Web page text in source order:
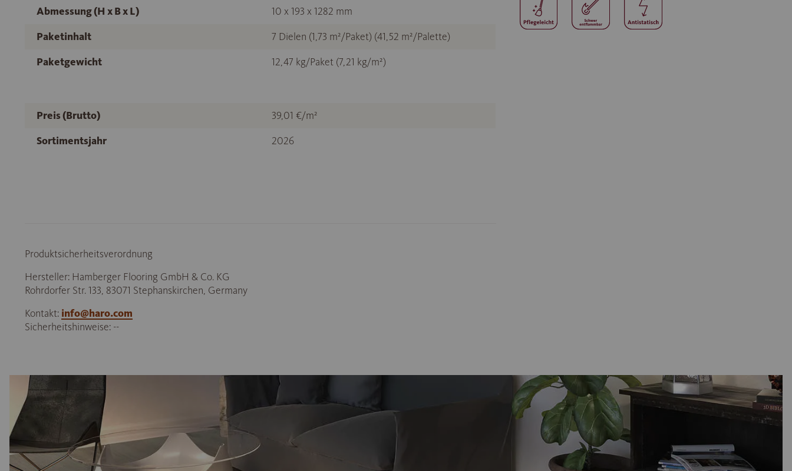
Abmessung (H x B x L)
10 x 193 x 1282 mm
Paketinhalt
7 Dielen (1,73 m²/Paket) (41,52 m²/Palette)
Paketgewicht
12,47 kg/Paket (7,21 kg/m²)
Preis (Brutto)
39,01 €/m²
Sortimentsjahr
2026
Produktsicherheitsverordnung
Hersteller: Hamberger Flooring GmbH & Co. KG
Rohrdorfer Str. 133, 83071 Stephanskirchen, Germany
Kontakt: info@haro.com
Sicherheitshinweise: --